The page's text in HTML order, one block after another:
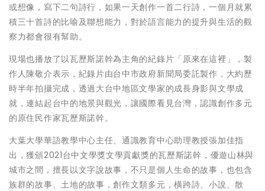
或想像，寫下二句詩行，如果一天創作一首二行詩，一個月就累
積三十首詩的比喻及聯想能力，對於語言能力的提升與生活的觀
察力都會很有幫助。
現場也播放了以瓦歷斯諾幹為主角的紀錄片「原來在這裡」，製
作人陳敬介表示，紀錄片由台中市政府新聞局委託製作，大約歷
時半年拍攝完成，透過大台中地區文學家的成長身影與文學成
就，連結起台中的地景與觀光，讓國際看見台灣，認識創作多元
的原住民作家瓦歷斯諾幹。
大葉大學華語教學中心主任、通識教育中心助理教授張加佳指
出，獲頒2021台中文學獎文學貢獻獎的瓦歷斯諾幹，優遊山林與
城市之間，擅長以文字說故事，不只是個人生命的故事，也包含
族群的故事、土地的故事，創作文類多元，橫跨詩、小說、散